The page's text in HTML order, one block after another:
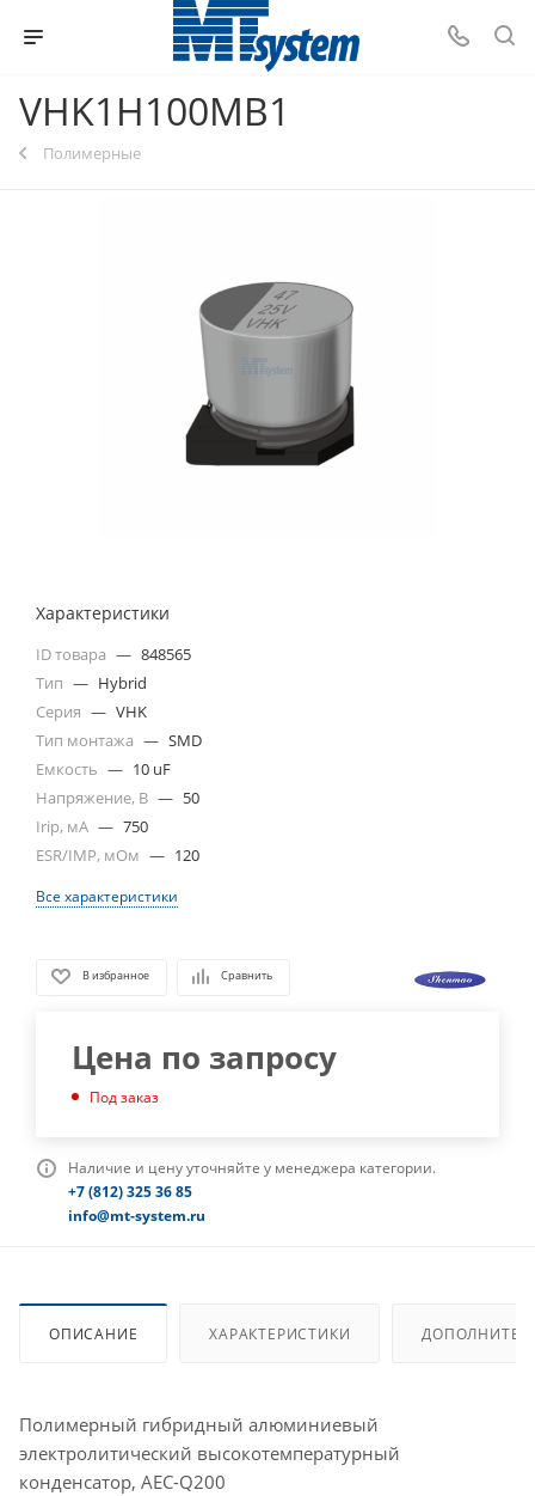
VHK1H100MB1
Полимерные
Характеристики
ID товара — 848565
Тип — Hybrid
Серия — VHK
Тип монтажа — SMD
Емкость — 10 uF
Напряжение, В — 50
Irip, мА — 750
ESR/IMP, мОм — 120
Все характеристики
В избранное Сравнить
Цена по запросу
Под заказ
Наличие и цену уточняйте у менеджера категории.
+7 (812) 325 36 85
info@mt-system.ru
ОПИСАНИЕ ХАРАКТЕРИСТИКИ
Полимерный гибридный алюминиевый
электролитический высокотемпературный
конденсатор, AEC-Q200